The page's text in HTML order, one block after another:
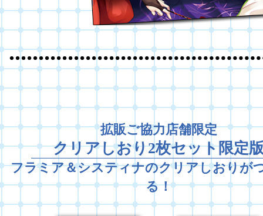
拡販ご協力店舗限定
クリアしおり2枚セット限定
フラミア＆システィナのクリアしおりが
る！